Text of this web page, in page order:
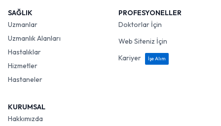
SAĞLIK
Uzmanlar
Uzmanlık Alanları
Hastalıklar
Hizmetler
Hastaneler
PROFESYONELLER
Doktorlar İçin
Web Siteniz İçin
Kariyer
İşe Alım
KURUMSAL
Hakkımızda